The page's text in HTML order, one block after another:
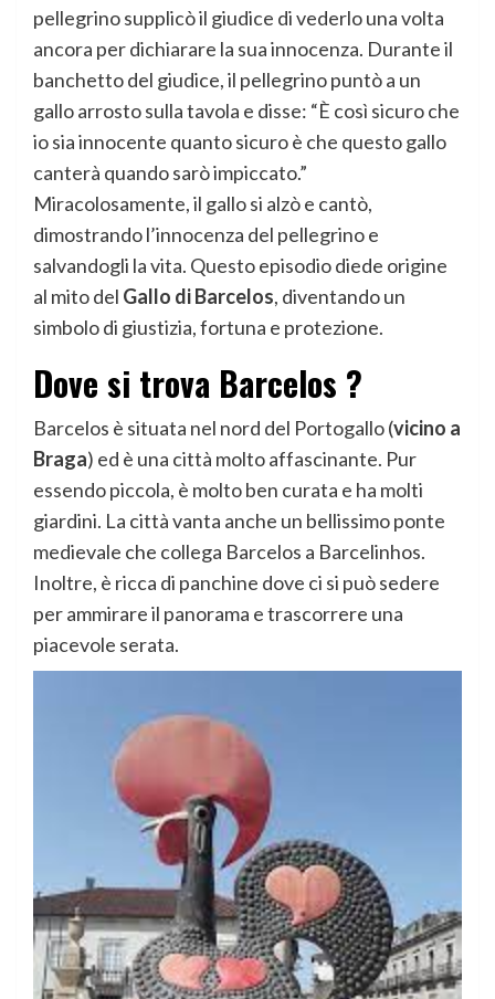
pellegrino supplicò il giudice di vederlo una volta
ancora per dichiarare la sua innocenza. Durante il
banchetto del giudice, il pellegrino puntò a un
gallo arrosto sulla tavola e disse: “È così sicuro che
io sia innocente quanto sicuro è che questo gallo
canterà quando sarò impiccato.”
Miracolosamente, il gallo si alzò e cantò,
dimostrando l’innocenza del pellegrino e
salvandogli la vita. Questo episodio diede origine
al mito del Gallo di Barcelos, diventando un
simbolo di giustizia, fortuna e protezione.
Dove si trova Barcelos ?
Barcelos è situata nel nord del Portogallo (vicino a
Braga) ed è una città molto affascinante. Pur
essendo piccola, è molto ben curata e ha molti
giardini. La città vanta anche un bellissimo ponte
medievale che collega Barcelos a Barcelinhos.
Inoltre, è ricca di panchine dove ci si può sedere
per ammirare il panorama e trascorrere una
piacevole serata.